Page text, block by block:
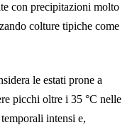
con precipitazioni molto
colture tipiche come
le estati prone a
picchi oltre i 35 °C nelle
intensi e,